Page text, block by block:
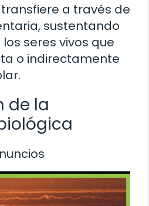
a través de
sustentando
seres vivos que
o indirectamente
de la